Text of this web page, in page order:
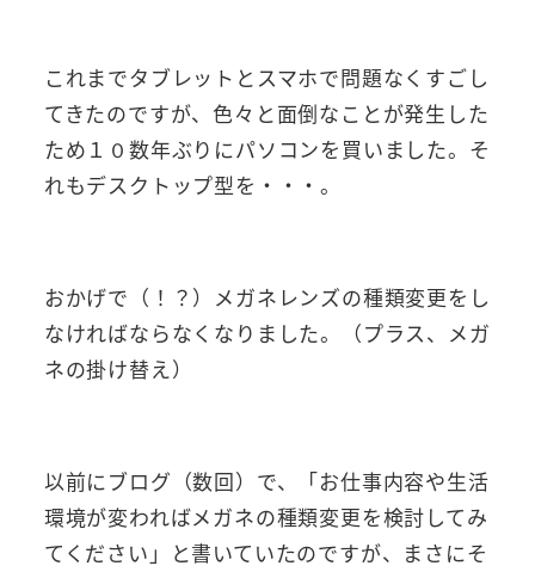
これまでタブレットとスマホで問題なくすごし
てきたのですが、色々と面倒なことが発生した
ため１０数年ぶりにパソコンを買いました。そ
れもデスクトップ型を・・・。
おかげで（！？）メガネレンズの種類変更をし
なければならなくなりました。（プラス、メガ
ネの掛け替え）
以前にブログ（数回）で、「お仕事内容や生活
環境が変わればメガネの種類変更を検討してみ
てください」と書いていたのですが、まさにそ